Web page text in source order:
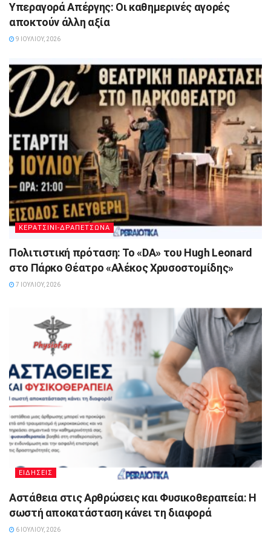
Υπεραγορά Απέργης: Οι καθημερινές αγορές
αποκτούν άλλη αξία
9 ΙΟΥΛΊΟΥ, 2026
ΚΕΡΑΤΣΙΝΙ-ΔΡΑΠΕΤΣΩΝΑ
Πολιτιστική πρόταση: Το «DA» του Hugh Leonard
στο Πάρκο Θέατρο «Αλέκος Χρυσοστομίδης»
7 ΙΟΥΛΊΟΥ, 2026
ΕΙΔΗΣΕΙΣ
Αστάθεια στις Αρθρώσεις και Φυσικοθεραπεία: Η
σωστή αποκατάσταση κάνει τη διαφορά
6 ΙΟΥΛΊΟΥ, 2026